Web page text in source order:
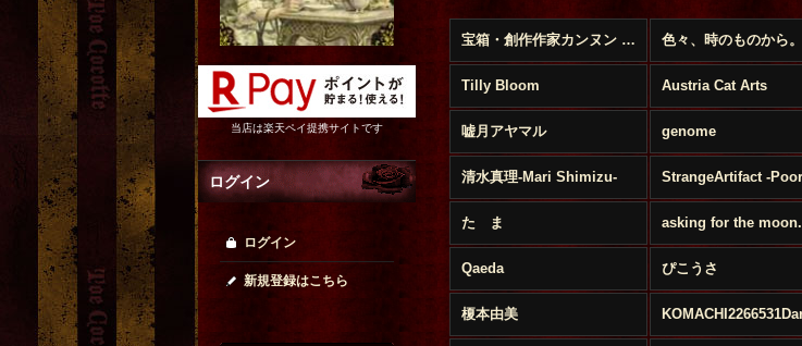
当店は楽天ペイ提携サイトです
ログイン
ログイン
新規登録はこちら
宝箱・創作作家カンヌン (全商品) 色々、時のものから。
Tilly Bloom Austria Cat Arts
嘘月アヤマル genome
清水真理-Mari Shimizu-
た ま asking for the moon.
Qaeda ぴこうさ
榎本由美